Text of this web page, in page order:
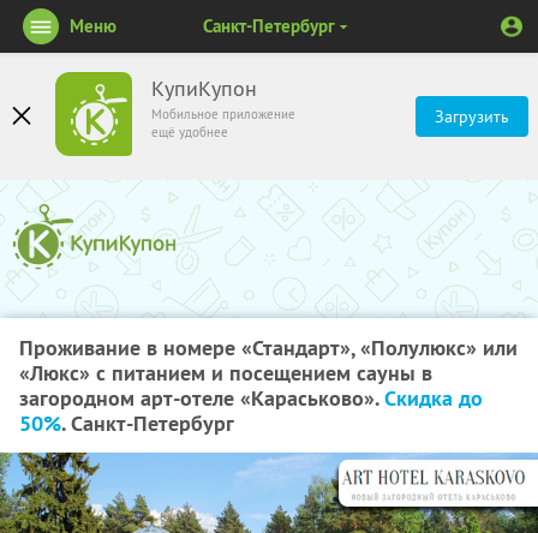
КупиКупон
Мобильное приложение
ещё удобнее
Загрузить
Меню Санкт-Петербург
Проживание в номере «Стандарт», «Полулюкс» или
«Люкс» с питанием и посещением сауны в
загородном арт-отеле «Караськово».Скидка до
50%. Санкт-Петербург